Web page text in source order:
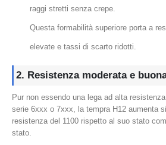
raggi stretti senza crepe.
Questa formabilità superiore porta a
elevate e tassi di scarto ridotti.
2. Resistenza moderata e
Pur non essendo una lega ad alta
serie 6xxx o 7xxx, la tempra H12 aumenta
resistenza del 1100 rispetto al suo stato
stato.